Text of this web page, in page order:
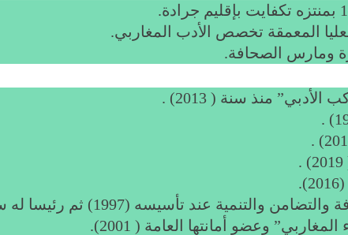
المعمقة تخصص الأدب المغاربي.
ومارس الصحافة.
منذ سنة ( 2013) .
عند تأسيسه (1997) ثم رئيسا له سنة (2010).
وعضو أمانتها العامة ( 2001).